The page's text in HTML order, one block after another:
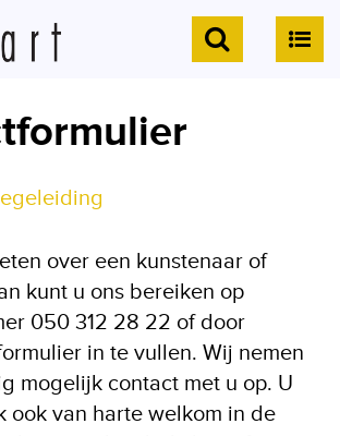
over een kunstenaar of
kunt u ons bereiken op
050 312 28 22 of door
in te vullen. Wij nemen
mogelijk contact met u op. U
ook van harte welkom in de